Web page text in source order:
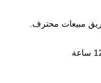
مبيعات محترف.